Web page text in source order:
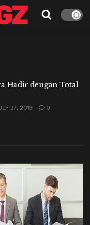
Hadir dengan Total
27, 2019 0